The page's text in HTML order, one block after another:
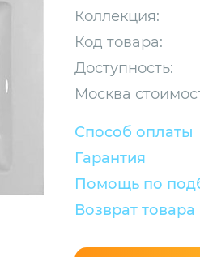
Коллекция:
Код товара:
Доступность:
Москва
Способ оплаты
Гарантия
Помощь по
Возврат товара